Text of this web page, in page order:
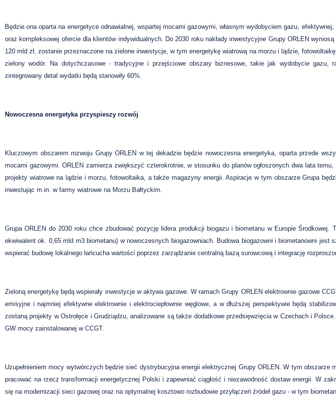
Będzie ona oparta na energetyce odnawialnej, wspartej mocami gazowymi, własnym wydobyciem gazu,
oraz kompleksowej ofercie dla klientów indywidualnych. Do 2030 roku nakłady inwestycyjne Grupy ORLEN
120 mld zł, zostanie przeznaczone na zielone inwestycje, w tym energetykę wiatrową na morzu i lądzie,
zielony wodór. Na dotychczasowe - tradycyjne i przejściowe obszary biznesowe, takie jak wydobycie gazu,
zintegrowany detal wydatki będą stanowiły 60%.
Nowoczesna energetyka przyspieszy rozwój
Kluczowym obszarem rozwoju Grupy ORLEN w tej dekadzie będzie nowoczesna energetyka, oparta przede
mocami gazowymi. ORLEN zamierza zwiększyć czterokrotnie, w stosunku do planów ogłoszonych dwa lata
projekty wiatrowe na lądzie i morzu, fotowoltaika, a także magazyny energii. Aspiracje w tym obszarze Grupa
inwestując m.in. w farmy wiatrowe na Morzu Bałtyckim.
Grupa ORLEN do 2030 roku chce zbudować pozycję lidera produkcji biogazu i biometanu w Europie
ekwiwalent ok. 0,65 mld m3 biometanu) w nowoczesnych biogazowniach. Budowa biogazowni i biometanowni jest
wspierać budowę lokalnego łańcucha wartości poprzez zarządzanie centralną bazą surowcową i integrację
Zieloną energetykę będą wspierały inwestycje w aktywa gazowe. W ramach Grupy ORLEN elektrownie gazowe
emisyjne i najmniej efektywne elektrownie i elektrociepłownie węglowe, a w dłuższej perspektywie będą
zostaną projekty w Ostrołęce i Grudziądzu, analizowane są także dodatkowe przedsięwzięcia w Czechach i
GW mocy zainstalowanej w CCGT.
Uzupełnieniem mocy wytwórczych będzie sieć dystrybucyjna energii elektrycznej Grupy ORLEN. W tym obszarze
pracować na rzecz transformacji energetycznej Polski i zapewniać ciągłość i niezawodność dostaw energii. W
się na modernizacji sieci gazowej oraz na optymalnej kosztowo rozbudowie przyłączeń źródeł gazu - w tym